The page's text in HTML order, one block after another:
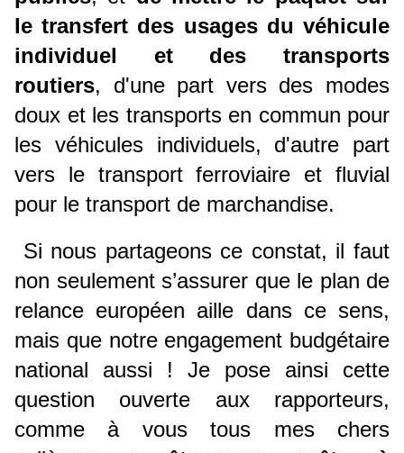
le transfert des usages du véhicule
individuel et des transports
routiers, d'une part vers des modes
doux et les transports en commun pour
les véhicules individuels, d'autre part
vers le transport ferroviaire et fluvial
pour le transport de marchandise.
Si nous partageons ce constat, il faut
non seulement s’assurer que le plan de
relance européen aille dans ce sens,
mais que notre engagement budgétaire
national aussi ! Je pose ainsi cette
question ouverte aux rapporteurs,
comme à vous tous mes chers